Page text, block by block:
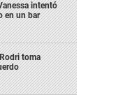
intentó
en un bar
toma